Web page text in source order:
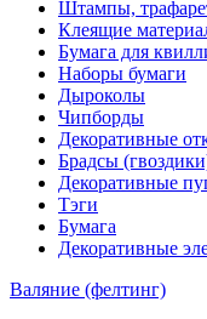
Штампы,
Клеящие
Бумага для
Наборы бумаги
Дыроколы
Чипборды
Декоративные
Брадсы
Декоративные
Тэги
Бумага
Декоративные
Валяние (фелтинг)